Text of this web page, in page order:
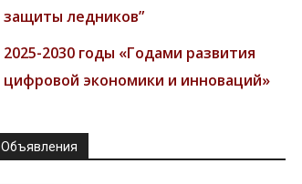
защиты ледников”
2025-2030 годы «Годами развития
цифровой экономики и инноваций»
Объявления